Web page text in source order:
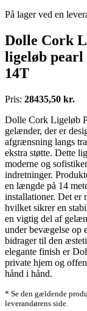
På lager ved en
Dolle Cork
ligeløb
14T
Pris: 28435,50 kr.
Dolle Cork Ligeløb
gelænder, der er
afgrænsning langs
ekstra støtte. Dette
moderne og
indretninger.
en længde på 14
installationer. Det er
hvilket sikrer en
en vigtig del af
under bevægelse op
bidrager til den
elegante finish er
private hjem og
hånd i hånd.
* Se den gældende
leverandørens side.